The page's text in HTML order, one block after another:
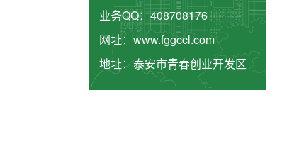
业务QQ：408708176
网址：www.fggccl.com
地址：泰安市青春创业开发区